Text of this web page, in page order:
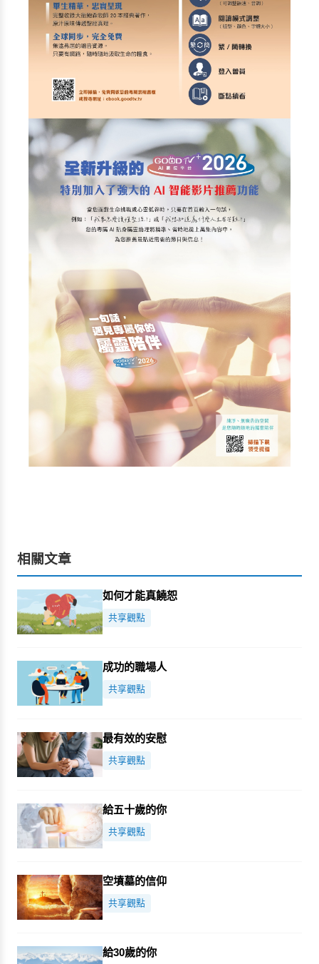
相關文章
如何才能真饒恕
共享觀點
成功的職場人
共享觀點
最有效的安慰
共享觀點
給五十歲的你
共享觀點
空墳墓的信仰
共享觀點
給30歲的你